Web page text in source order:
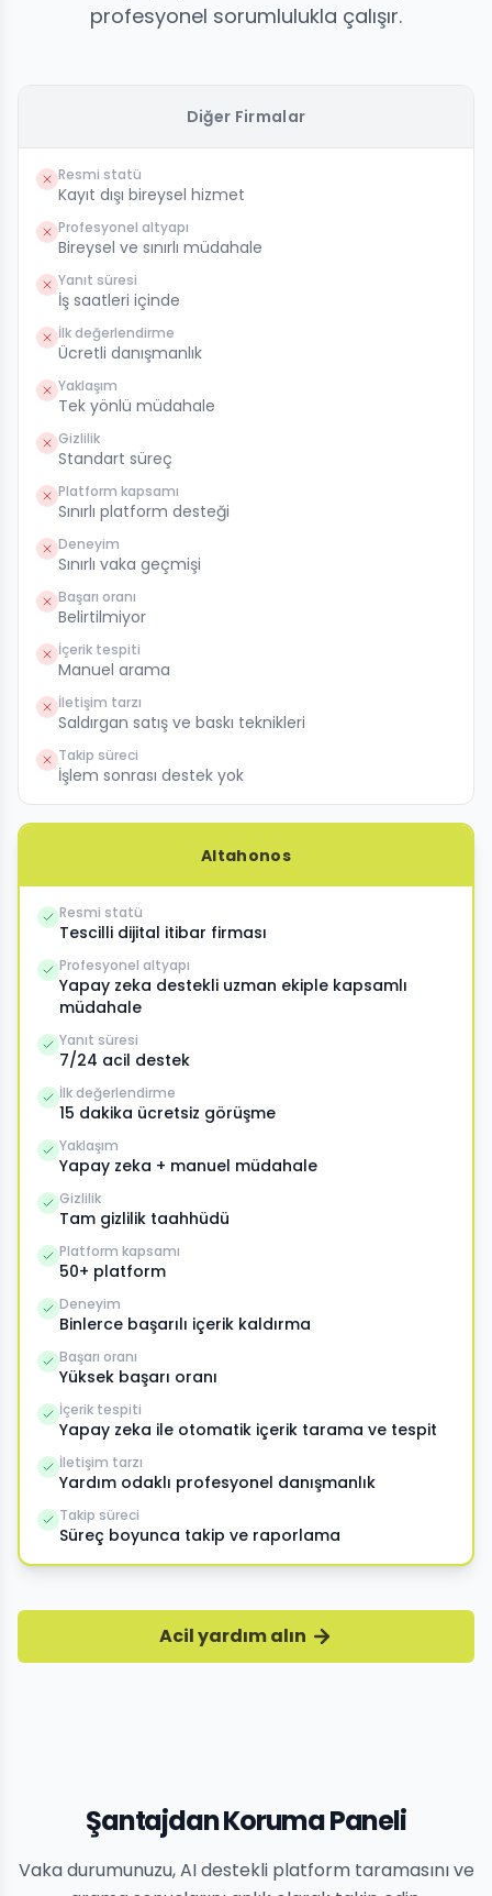
profesyonel sorumlulukla çalışır.
Diğer Firmalar
Resmi statü
Kayıt dışı bireysel hizmet
Profesyonel altyapı
Bireysel ve sınırlı müdahale
Yanıt süresi
İş saatleri içinde
İlk değerlendirme
Ücretli danışmanlık
Yaklaşım
Tek yönlü müdahale
Gizlilik
Standart süreç
Platform kapsamı
Sınırlı platform desteği
Deneyim
Sınırlı vaka geçmişi
Başarı oranı
Belirtilmiyor
İçerik tespiti
Manuel arama
İletişim tarzı
Saldırgan satış ve baskı teknikleri
Takip süreci
İşlem sonrası destek yok
Altahonos
Resmi statü
Tescilli dijital itibar firması
Profesyonel altyapı
Yapay zeka destekli uzman ekiple kapsamlı
müdahale
Yanıt süresi
7/24 acil destek
İlk değerlendirme
15 dakika ücretsiz görüşme
Yaklaşım
Yapay zeka + manuel müdahale
Gizlilik
Tam gizlilik taahhüdü
Platform kapsamı
50+ platform
Deneyim
Binlerce başarılı içerik kaldırma
Başarı oranı
Yüksek başarı oranı
İçerik tespiti
Yapay zeka ile otomatik içerik tarama ve tespit
İletişim tarzı
Yardım odaklı profesyonel danışmanlık
Takip süreci
Süreç boyunca takip ve raporlama
Acil yardım alın
Şantajdan Koruma Paneli
Vaka durumunuzu, AI destekli platform taramasını ve